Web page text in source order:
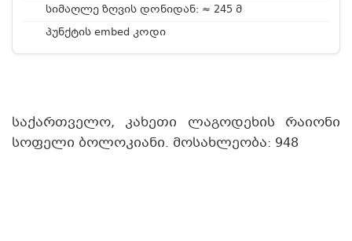
სიმაღლე ზღვის დონიდან: ≈ 245 მ
პუნქტის embed კოდი
საქართველო, კახეთი ლაგოდეხის რაიონი
სოფელი ბოლოკიანი. მოსახლეობა: 948